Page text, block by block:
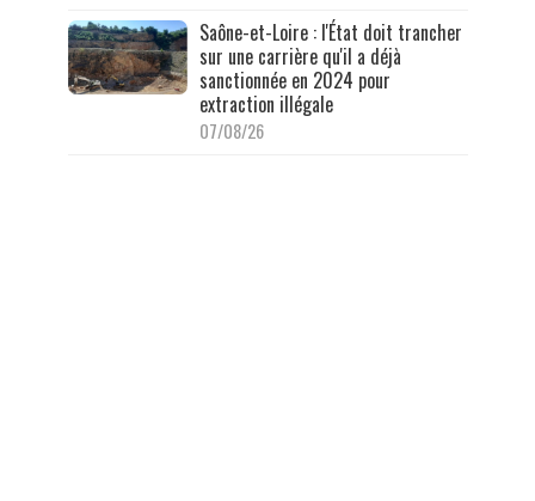
Saône-et-Loire : l'État doit trancher
sur une carrière qu'il a déjà
sanctionnée en 2024 pour
extraction illégale
07/08/26